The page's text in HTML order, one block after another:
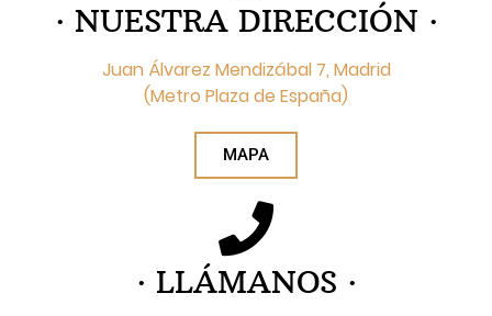
· NUESTRA DIRECCIÓN ·
Juan Álvarez Mendizábal 7, Madrid
(Metro Plaza de España)
MAPA
· LLÁMANOS ·